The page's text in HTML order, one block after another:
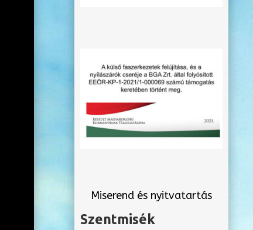
Miserend és nyitvatartás
Szentmisék